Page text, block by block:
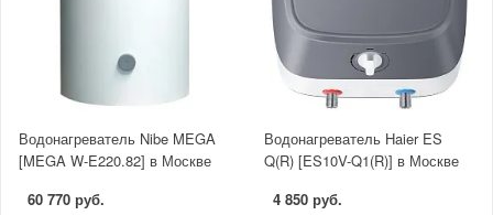
Водонагреватель Nibe MEGA
[MEGA W-E220.82] в Москве
60 770 руб.
Водонагреватель Haier ES
Q(R) [ES10V-Q1(R)] в Москве
4 850 руб.